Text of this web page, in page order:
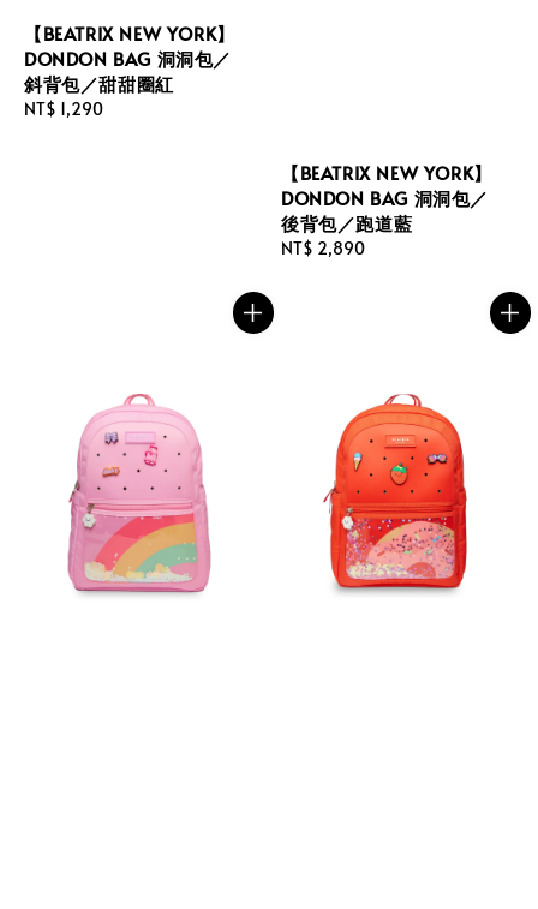
【BEATRIX NEW YORK】
DONDON BAG 洞洞包／
斜背包／甜甜圈紅
Regular
NT$ 1,290
【BEATRIX NEW YORK】
DONDON BAG 洞洞包／
後背包／跑道藍
Regular
NT$ 2,890